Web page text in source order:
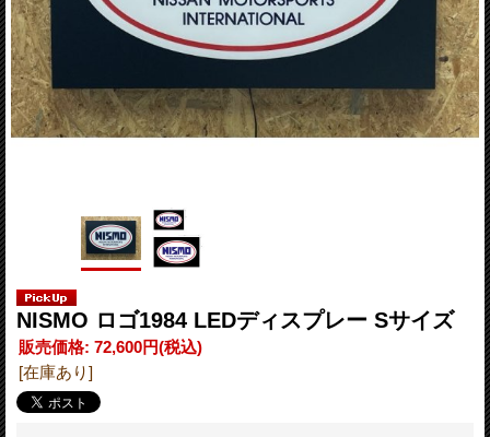
NISMO ロゴ1984 LEDディスプレー Sサイズ
販売価格: 72,600円(税込)
[在庫あり]